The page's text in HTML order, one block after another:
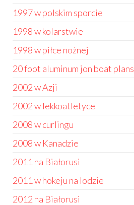
1997 w polskim sporcie
1998 w kolarstwie
1998 w piłce nożnej
20 foot aluminum jon boat plans
2002 w Azji
2002 w lekkoatletyce
2008 w curlingu
2008 w Kanadzie
2011 na Białorusi
2011 w hokeju na lodzie
2012 na Białorusi